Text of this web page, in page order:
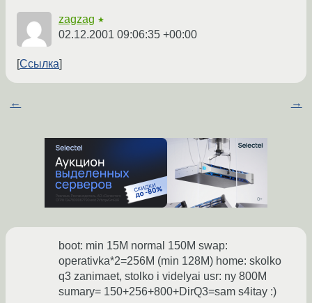
zagzag ★
02.12.2001 09:06:35 +00:00
Ссылка
← →
boot: min 15M normal 150M swap:
operativka*2=256M (min 128M) home: skolko
q3 zanimaet, stolko i videlyai usr: ny 800M
sumary= 150+256+800+DirQ3=sam s4itay :)